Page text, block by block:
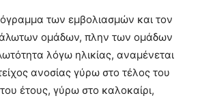
των εμβολιασμών και τον
ομάδων, πλην των ομάδων
λόγω ηλικίας, αναμένεται
ανοσίας γύρω στο τέλος του
έτους, γύρω στο καλοκαίρι,